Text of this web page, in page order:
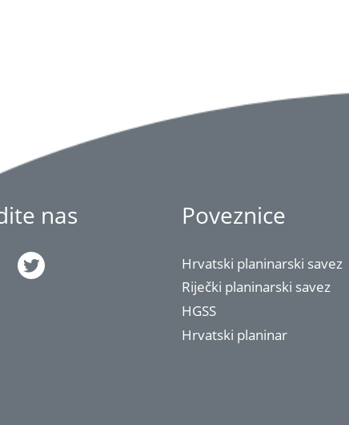
nas Poveznice
Hrvatski planinarski savez
Riječki planinarski savez
HGSS
Hrvatski planinar